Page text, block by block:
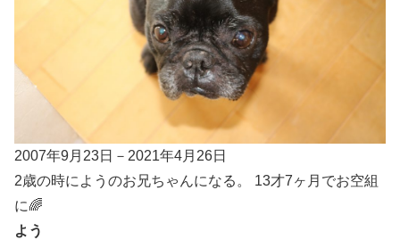
2007年9月23日－2021年4月26日
2歳の時にようのお兄ちゃんになる。 13才7ヶ月でお空組
に🌈
よう